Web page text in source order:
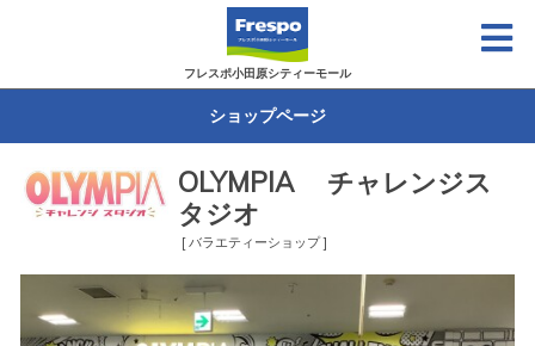
フレスポ小田原シティーモール
ショップページ
OLYMPIA チャレンジス
タジオ
[ バラエティーショップ ]